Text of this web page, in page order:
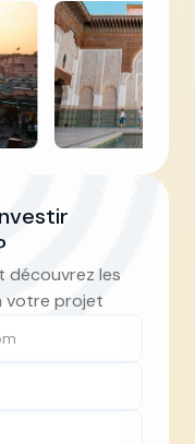
découvrez les
votre projet